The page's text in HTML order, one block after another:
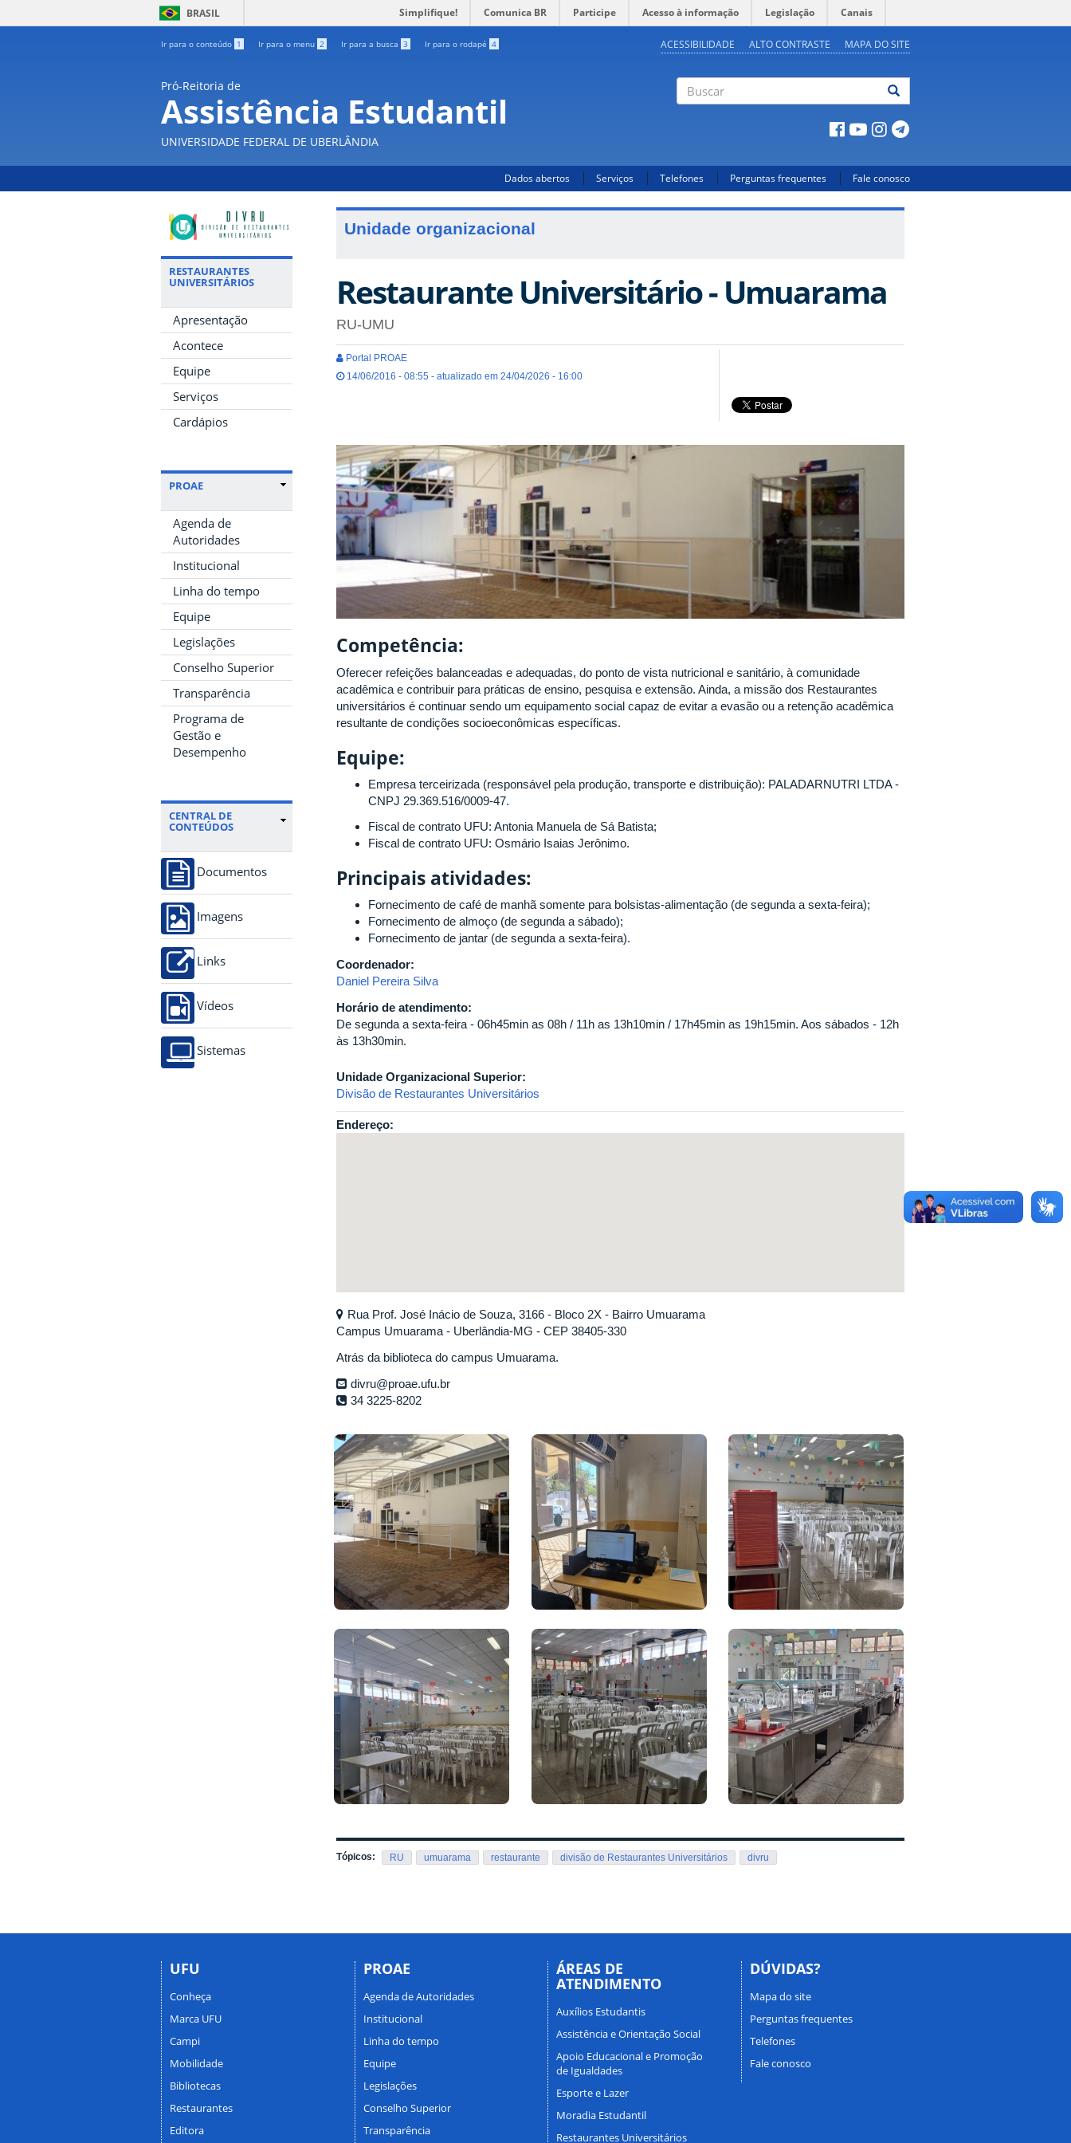
BRASIL Simplifique! Comunica BR Participe Acesso à informação Legislação Canais
Ir para o conteúdo 1 Ir para o menu 2 Ir para a busca 3 Ir para o rodapé 4 ACESSIBILIDADE ALTO CONTRASTE MAPA DO SITE
Pró-Reitoria de
Assistência Estudantil
UNIVERSIDADE FEDERAL DE UBERLÂNDIA
Dados abertos Serviços Telefones Perguntas frequentes Fale conosco
RESTAURANTES
UNIVERSITÁRIOS
Apresentação
Acontece
Equipe
Serviços
Cardápios
PROAE
Agenda de
Autoridades
Institucional
Linha do tempo
Equipe
Legislações
Conselho Superior
Transparência
Programa de
Gestão e
Desempenho
CENTRAL DE
CONTEÚDOS
Documentos
Imagens
Links
Vídeos
Sistemas
Unidade organizacional
Restaurante Universitário - Umuarama
RU-UMU
Portal PROAE
14/06/2016 - 08:55 - atualizado em 24/04/2026 - 16:00
Competência:
Oferecer refeições balanceadas e adequadas, do ponto de vista nutricional e sanitário, à comunidade
acadêmica e contribuir para práticas de ensino, pesquisa e extensão. Ainda, a missão dos Restaurantes
universitários é continuar sendo um equipamento social capaz de evitar a evasão ou a retenção acadêmica
resultante de condições socioeconômicas específicas.
Equipe:
Empresa terceirizada (responsável pela produção, transporte e distribuição): PALADARNUTRI LTDA -
CNPJ 29.369.516/0009-47.
Fiscal de contrato UFU: Antonia Manuela de Sá Batista;
Fiscal de contrato UFU: Osmário Isaias Jerônimo.
Principais atividades:
Fornecimento de café de manhã somente para bolsistas-alimentação (de segunda a sexta-feira);
Fornecimento de almoço (de segunda a sábado);
Fornecimento de jantar (de segunda a sexta-feira).
Coordenador:
Daniel Pereira Silva
Horário de atendimento:
De segunda a sexta-feira - 06h45min as 08h / 11h as 13h10min / 17h45min as 19h15min. Aos sábados - 12h
às 13h30min.
Unidade Organizacional Superior:
Divisão de Restaurantes Universitários
Endereço:
Rua Prof. José Inácio de Souza, 3166 - Bloco 2X - Bairro Umuarama
Campus Umuarama - Uberlândia-MG - CEP 38405-330
Atrás da biblioteca do campus Umuarama.
divru@proae.ufu.br
34 3225-8202
Tópicos: RU umuarama restaurante divisão de Restaurantes Universitários divru
UFU
Conheça
Marca UFU
Campi
Mobilidade
Bibliotecas
Restaurantes
Editora
PROAE
Agenda de Autoridades
Institucional
Linha do tempo
Equipe
Legislações
Conselho Superior
Transparência
ÁREAS DE
ATENDIMENTO
Auxílios Estudantis
Assistência e Orientação Social
Apoio Educacional e Promoção
de Igualdades
Esporte e Lazer
Moradia Estudantil
Restaurantes Universitários
DÚVIDAS?
Mapa do site
Perguntas frequentes
Telefones
Fale conosco